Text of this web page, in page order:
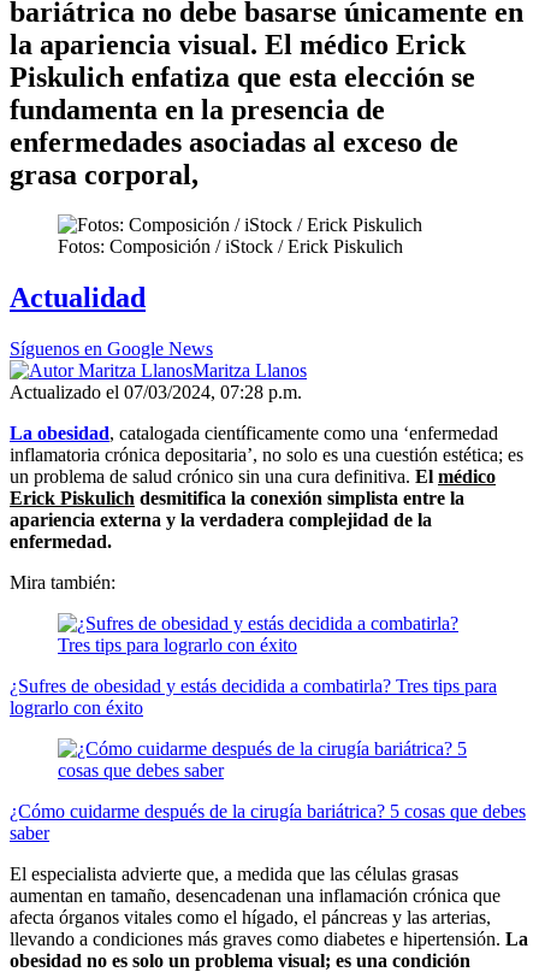
bariátrica no debe basarse únicamente en
la apariencia visual. El médico Erick
Piskulich enfatiza que esta elección se
fundamenta en la presencia de
enfermedades asociadas al exceso de
grasa corporal,
Fotos: Composición / iStock / Erick Piskulich
Actualidad
Síguenos en Google News
Maritza Llanos
Actualizado el 07/03/2024, 07:28 p.m.
La obesidad, catalogada científicamente como una ‘enfermedad
inflamatoria crónica depositaria’, no solo es una cuestión estética; es
un problema de salud crónico sin una cura definitiva. El médico
Erick Piskulich desmitifica la conexión simplista entre la
apariencia externa y la verdadera complejidad de la
enfermedad.
Mira también:
¿Sufres de obesidad y estás decidida a combatirla? Tres tips para
lograrlo con éxito
¿Cómo cuidarme después de la cirugía bariátrica? 5 cosas que debes
saber
El especialista advierte que, a medida que las células grasas
aumentan en tamaño, desencadenan una inflamación crónica que
afecta órganos vitales como el hígado, el páncreas y las arterias,
llevando a condiciones más graves como diabetes e hipertensión. La
obesidad no es solo un problema visual; es una condición